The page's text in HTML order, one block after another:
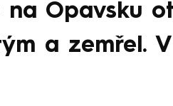
na Opavsku
a zemřel.